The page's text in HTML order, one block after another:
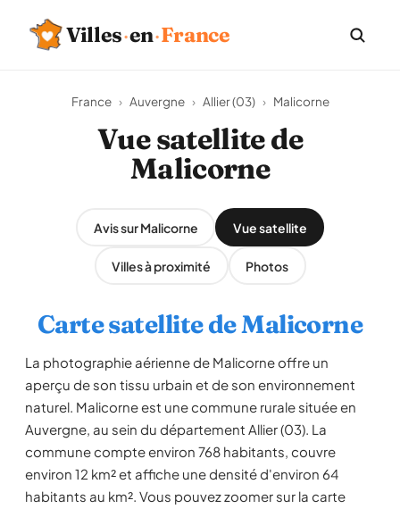
Villes·en·France
France › Auvergne › Allier (03) › Malicorne
Vue satellite de
Malicorne
Avis sur Malicorne Vue satellite
Villes à proximité Photos
Carte satellite de Malicorne
La photographie aérienne de Malicorne offre un
aperçu de son tissu urbain et de son environnement
naturel. Malicorne est une commune rurale située en
Auvergne, au sein du département Allier (03). La
commune compte environ 768 habitants, couvre
environ 12 km² et affiche une densité d'environ 64
habitants au km². Vous pouvez zoomer sur la carte